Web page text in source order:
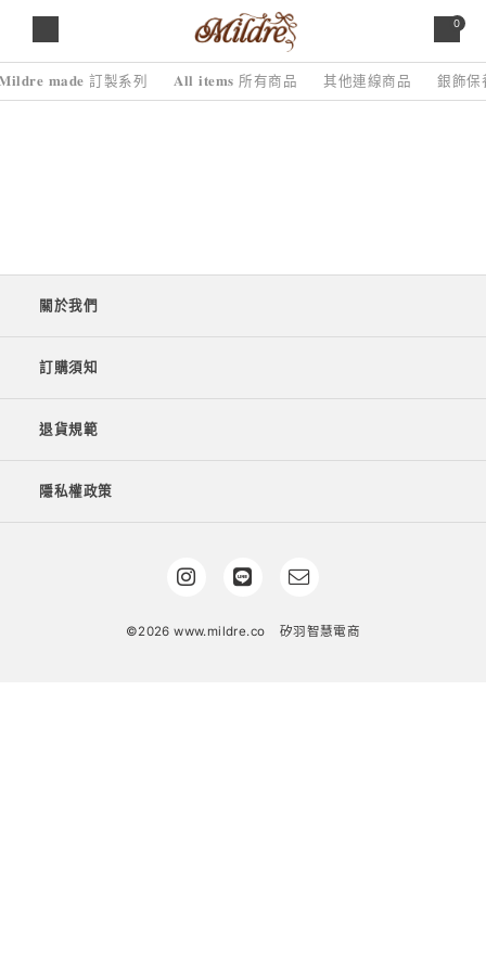
0
𝐦𝐚𝐝𝐞 訂製系列 𝐀𝐥𝐥 𝐢𝐭𝐞𝐦𝐬 所有商品 其他連線商品 銀飾保
關於我們
訂購須知
退貨規範
隱私權政策
©2026 www.mildre.co 矽羽智慧電商